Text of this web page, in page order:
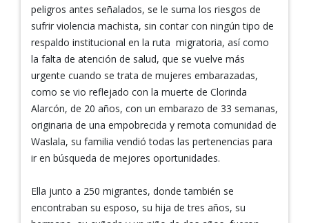
peligros antes señalados, se le suma los riesgos de
sufrir violencia machista, sin contar con ningún tipo de
respaldo institucional en la ruta migratoria, así como
la falta de atención de salud, que se vuelve más
urgente cuando se trata de mujeres embarazadas,
como se vio reflejado con la muerte de Clorinda
Alarcón, de 20 años, con un embarazo de 33 semanas,
originaria de una empobrecida y remota comunidad de
Waslala, su familia vendió todas las pertenencias para
ir en búsqueda de mejores oportunidades.
Ella junto a 250 migrantes, donde también se
encontraban su esposo, su hija de tres años, su